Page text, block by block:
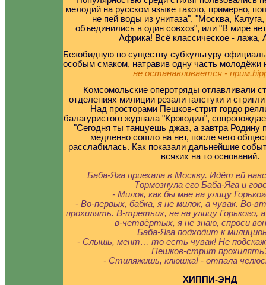
мелодий на русском языке такого, примерно,
не пей воды из унитаза", "Москва,
объединились в один совхоз", или "В мире
Африка! Всё классическое - лажа,
Безобидную по существу субкультуру
особым смаком, натравив одну часть молодёжи
не останавливается -
Комсомольские оперотряды отлавливали
отделениях милиции резали галстуки и
Над просторами Пешков-стрит гордо
балагуристого журнала "Крокодил",
"Сегодня ты танцуешь джаз, а завтра Родину
медленно сошло на нет, после чего
расслабилась. Как показали дальнейшие
всяких на то оснований.
Баба-Яга приехала в Москву. Идёт ей
Тормознула его Баба-Яга и
- Милок, как бы мне на улицу
- Во-первых, бабка, я не милок, а чувак. Во-
прохилять. В-третьих, не на улицу
в-четвёртых, я не знаю, спроси
Баба-Яга подходит к
- Слышь, мент… то есть чувак! Не
Пешков-стрит
- Стиляжишь, клюшка! - отпала
ХИППИ-ЭНД